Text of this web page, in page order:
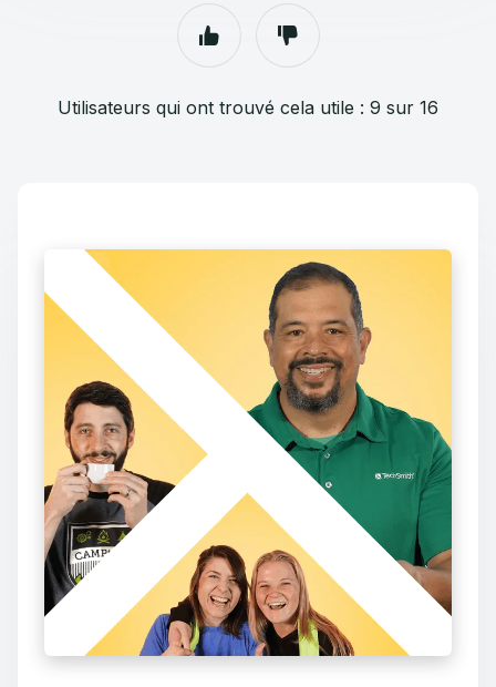
Utilisateurs qui ont trouvé cela utile : 9 sur 16